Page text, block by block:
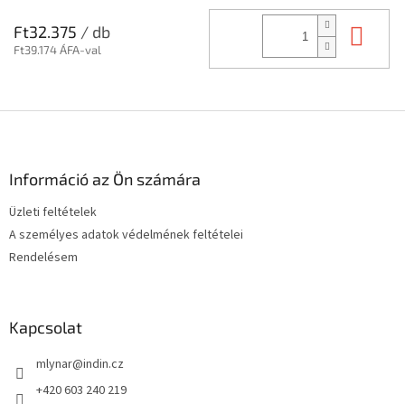
Ft32.375 / db
Ft39.174 ÁFA-val
Információ az Ön számára
Üzleti feltételek
A személyes adatok védelmének feltételei
Rendelésem
Kapcsolat
mlynar@indin.cz
+420 603 240 219